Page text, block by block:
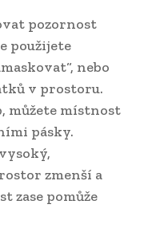
pozornost
použijete
nebo
v prostoru.
můžete místnost
pásky.
zmenší a
zase pomůže